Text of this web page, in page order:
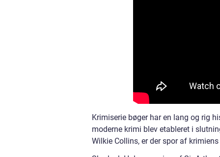
Krimiserie bøger har en lang og rig
moderne krimi blev etableret i
Wilkie Collins, er der spor af